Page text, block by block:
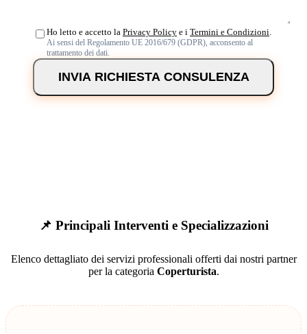
Ho letto e accetto la Privacy Policy e i Termini e Condizioni
Ai sensi del Regolamento UE 2016/679 (GDPR), acconsento al
trattamento dei dati.
INVIA RICHIESTA CONSULENZA
📌 Principali Interventi e Specializzazioni
Elenco dettagliato dei servizi professionali offerti dai nostri partner
per la categoria Coperturista.